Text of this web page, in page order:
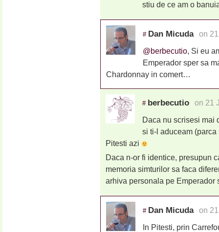
stiu de ce am o
# Dan Micuda on
@berbecutio, Si eu
Emperador sper sa
Chardonnay in comert…
# berbecutio on 21
Daca nu scrisesi mai
si ti-l aduceam (parca
Pitesti azi
Daca n-or fi identice, presupun
memoria simturilor sa faca
arhiva personala pe Emperador
# Dan Micuda on
In Pitesti, prin